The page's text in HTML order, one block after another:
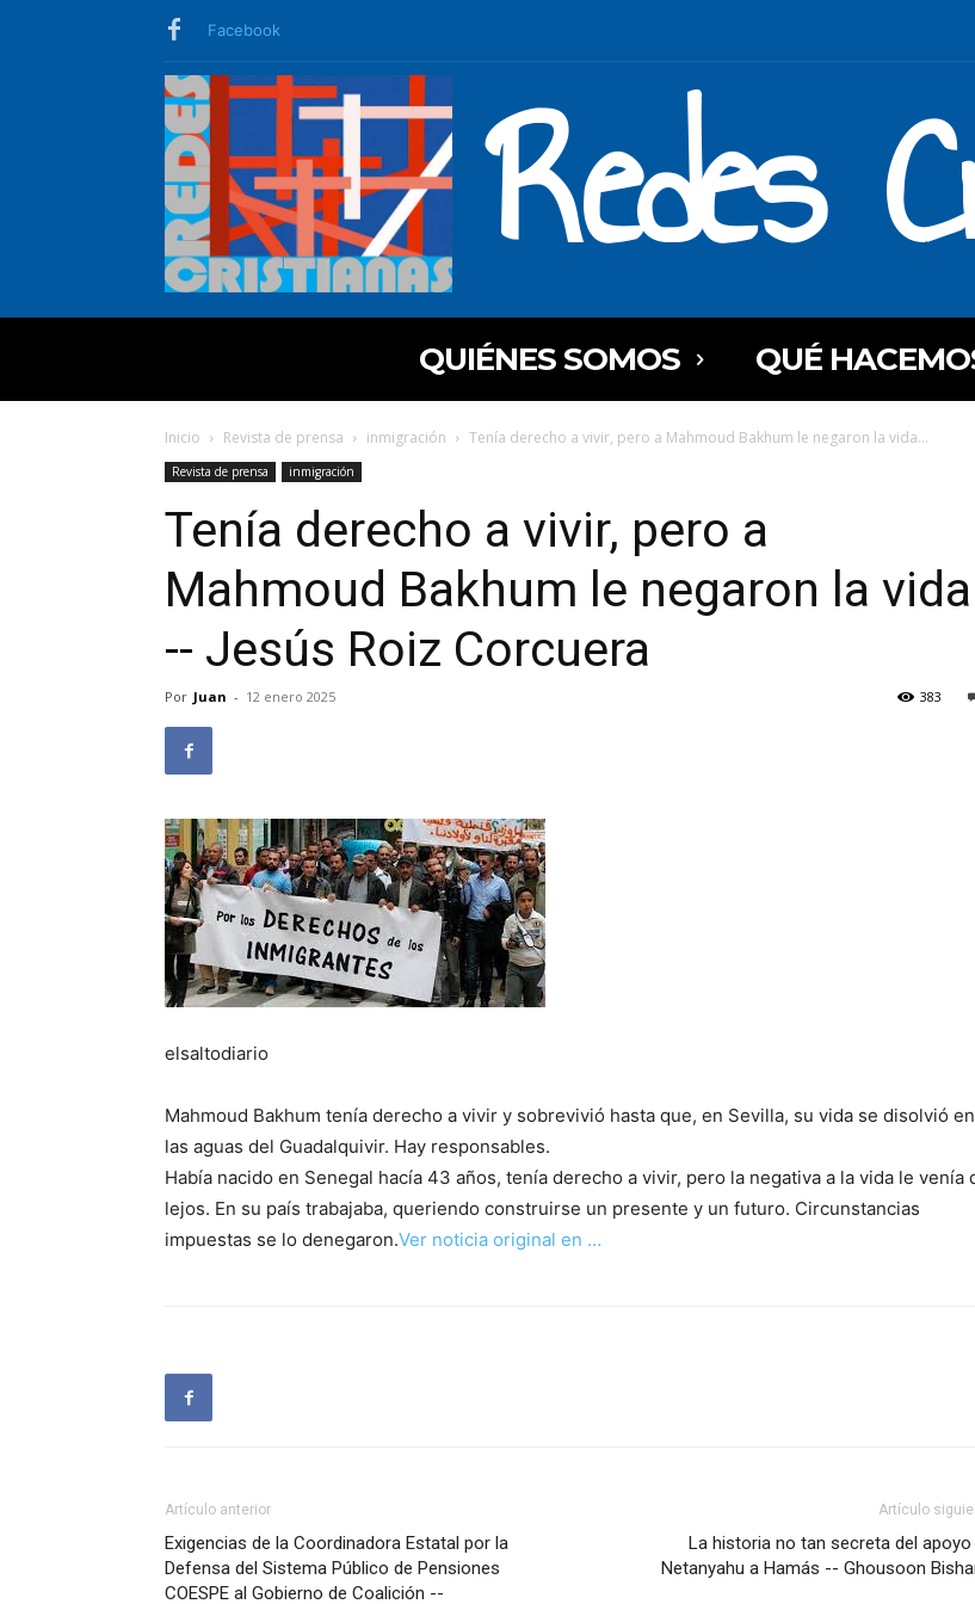
Facebook
Redes
QUIÉNES SOMOS QUÉ
Inicio Revista de prensa inmigración Tenía derecho a vivir, pero a Mahmoud Bakhum le negaron la vida...
Revista de prensa inmigración
Tenía derecho a vivir, pero a
Mahmoud Bakhum le negaron la vida
-- Jesús Roiz Corcuera
Por Juan - 12 enero 2025 383
elsaltodiario
Mahmoud Bakhum tenía derecho a vivir y sobrevivió hasta que, en Sevilla, su vida se disolvió en
las aguas del Guadalquivir. Hay responsables.
Había nacido en Senegal hacía 43 años, tenía derecho a vivir, pero la negativa a la vida le venía
lejos. En su país trabajaba, queriendo construirse un presente y un futuro. Circunstancias
impuestas se lo denegaron.Ver noticia original en …
Artículo anterior
Exigencias de la Coordinadora Estatal por la
Defensa del Sistema Público de Pensiones
COESPE al Gobierno de Coalición --
Artículo
La historia no tan secreta del apoyo
Netanyahu a Hamás -- Ghousoon